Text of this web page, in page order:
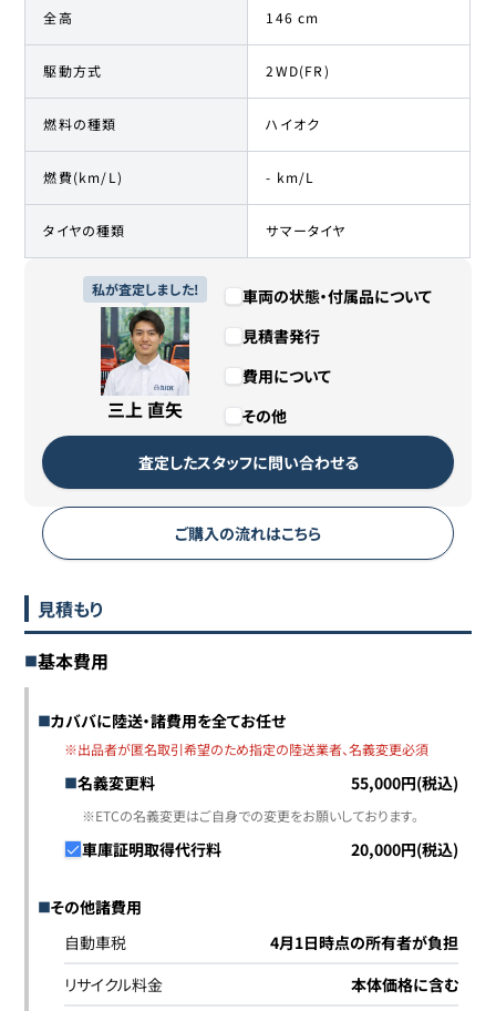
全高 146 cm
駆動方式 2WD(FR)
燃料の種類 ハイオク
燃費(km/L) - km/L
タイヤの種類 サマータイヤ
私が査定しました!
三上 直矢
車両の状態・付属品について
見積書発行
費用について
その他
査定したスタッフに問い合わせる
ご購入の流れはこちら
見積もり
基本費用
カババに陸送・諸費用を全てお任せ
※出品者が匿名取引希望のため指定の陸送業者、名義変更必須
名義変更料 55,000円(税込)
※ETCの名義変更はご自身での変更をお願いしております。
車庫証明取得代行料 20,000円(税込)
その他諸費用
自動車税
4月1日時点の所有者が負担
リサイクル料金
本体価格に含む